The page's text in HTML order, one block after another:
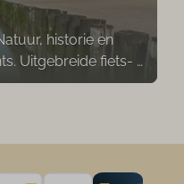
historie en
Uitgebreide fiets- …